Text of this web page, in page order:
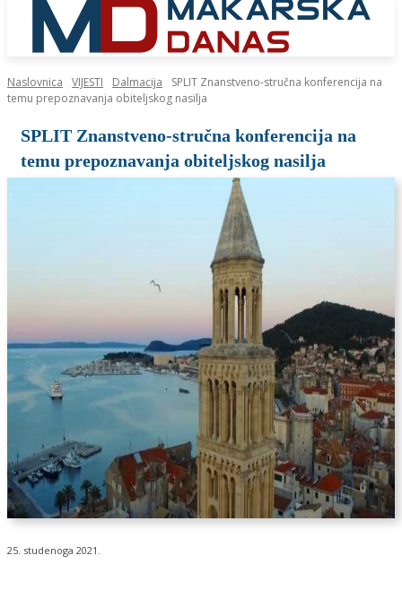
Naslovnica VIJESTI Dalmacija
SPLIT Znanstveno-stručna konferencija na
temu prepoznavanja obiteljskog nasilja
SPLIT Znanstveno-stručna konferencija na
temu prepoznavanja obiteljskog nasilja
25. studenoga 2021.